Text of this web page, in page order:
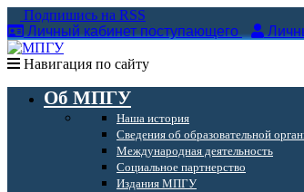
Подпишись на RSS
Личный кабинет поступающего
Навигация по сайту
Об МПГУ
Наша история
Сведения об образовательной
Международная деятельность
Социальное партнерство
Издания МПГУ